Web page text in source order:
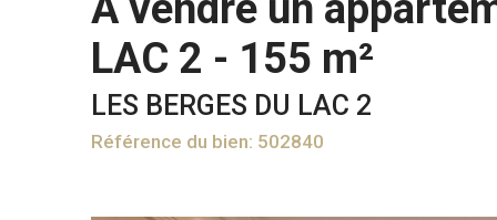
LAC 2 - 155 m²
LES BERGES DU LAC 2
Référence du bien: 502840